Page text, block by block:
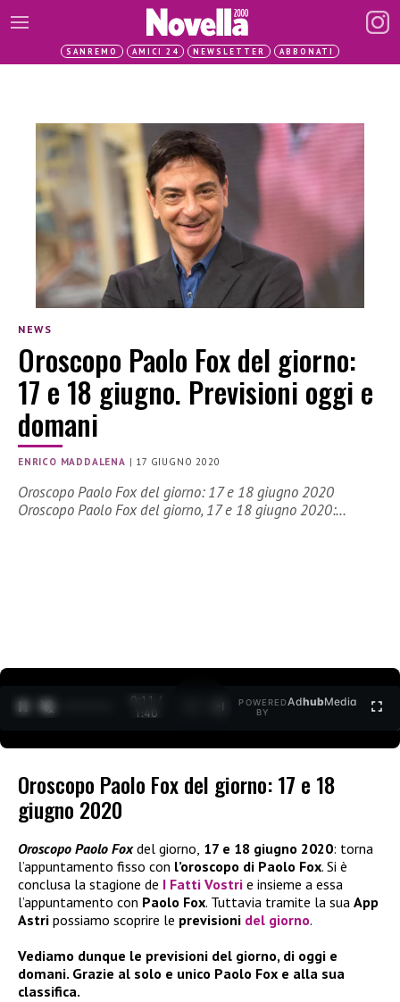
SANREMO AMICI 24 NEWSLETTER ABBONATI
NEWS
Oroscopo Paolo Fox del giorno:
17 e 18 giugno. Previsioni oggi e
domani
ENRICO MADDALENA | 17 GIUGNO 2020
Oroscopo Paolo Fox del giorno: 17 e 18 giugno 2020
Oroscopo Paolo Fox del giorno, 17 e 18 giugno 2020:…
0:11 /
1:40
POWERED
BY
AdhubMedia
Oroscopo Paolo Fox del giorno: 17 e 18
giugno 2020
Oroscopo Paolo Fox del giorno, 17 e 18 giugno 2020: torna
l’appuntamento fisso con l’oroscopo di Paolo Fox. Si è
conclusa la stagione de I Fatti Vostri e insieme a essa
l’appuntamento con Paolo Fox. Tuttavia tramite la sua App
Astri possiamo scoprire le previsioni del giorno.
Vediamo dunque le previsioni del giorno, di oggi e
domani. Grazie al solo e unico Paolo Fox e alla sua
classifica.